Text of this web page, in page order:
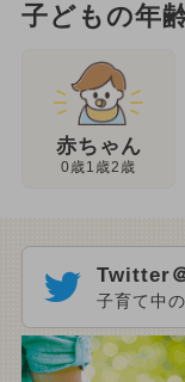
子どもの年
赤ちゃん
0歳1歳2歳
Twitter
子育て中